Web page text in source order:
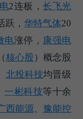
2连板，长飞光
跃，华特气体20
电涨停， 康强电
核心股）概念股
北投科技均晋级
一彬科技等十余
西能源、 豫能控